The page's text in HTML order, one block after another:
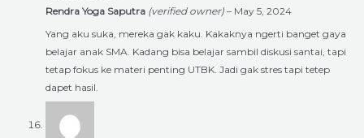
Rendra Yoga Saputra (verified owner) – May 5, 2024
Yang aku suka, mereka gak kaku. Kakaknya ngerti banget gaya
belajar anak SMA. Kadang bisa belajar sambil diskusi santai, tapi
tetap fokus ke materi penting UTBK. Jadi gak stres tapi tetep
dapet hasil.